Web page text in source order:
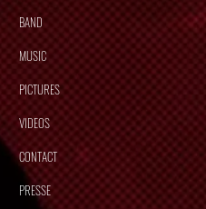
BAND
MUSIC
PICTURES
VIDEOS
CONTACT
PRESSE